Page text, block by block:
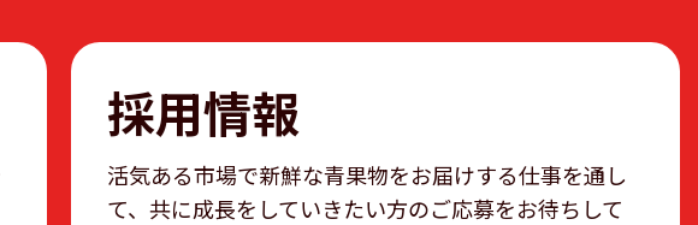
採用情報
活気ある市場で新鮮な青果物をお届けする仕事を通し
て、共に成長をしていきたい方のご応募をお待ちして